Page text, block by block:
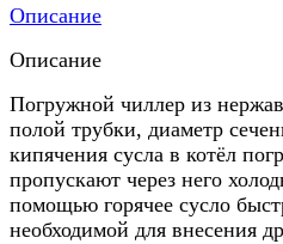
Описание
Описание
Погружной чиллер из
полой трубки, диаметр
кипячения сусла в котёл
пропускают через него
помощью горячее сусло
необходимой для внесения